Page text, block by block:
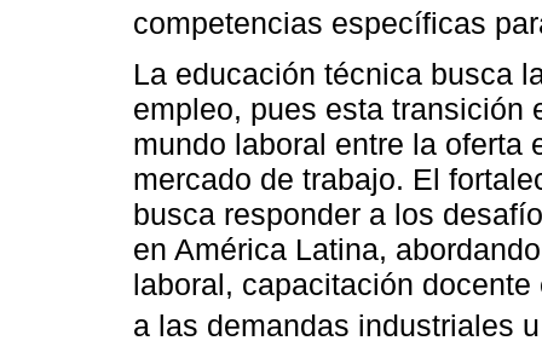
competencias específicas
La educación técnica busca
empleo, pues esta transición
mundo laboral entre la oferta
mercado de trabajo. El
busca responder a los
en América Latina,
laboral, capacitación
a las demandas industriales